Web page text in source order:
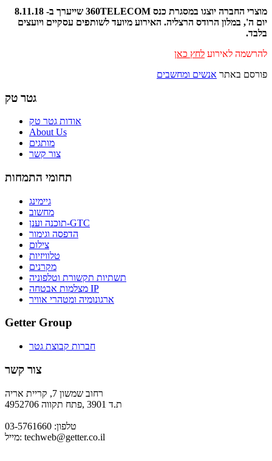
מוצרי החברה יוצגו במסגרת כנס 360TELECOM שייערך ב- 8.11.18
יום ה', במלון הרודס הרצליה. האירוע מיועד לשותפים עסקיים ויועצים
בלבד.
להרשמה לאירוע לחץ כאן
פורסם באתר אנשים ומחשבים
גטר טק
אודות גטר טק
About Us
מותגים
צור קשר
תחומי התמחות
גיימינג
מחשוב
תוכנה וענן-GTC
הדפסה וגימור
צילום
טלוויזיות
מקרנים
תשתיות תקשורת וטלפוניה
מצלמות אבטחה IP
ארגונומיה ומטהרי אוויר
Getter Group
חברות קבוצת גטר
צור קשר
רחוב שמשון 7, קריית אריה
ת.ד 3901 ,פתח תקווה 4952706
טלפון: 03-5761660
מייל: techweb@getter.co.il